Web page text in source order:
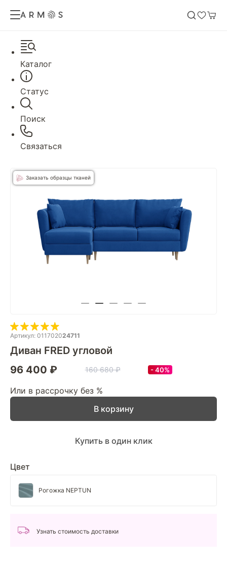
Каталог
Статус
Поиск
Связаться
Заказать образцы тканей
Артикул: 011702024711
Диван FRED угловой
96 400 ₽
160 680 ₽ 40%
Или в рассрочку без %
Цвет
Рогожка NEPTUN
В корзину
Купить в один клик
Узнать стоимость доставки